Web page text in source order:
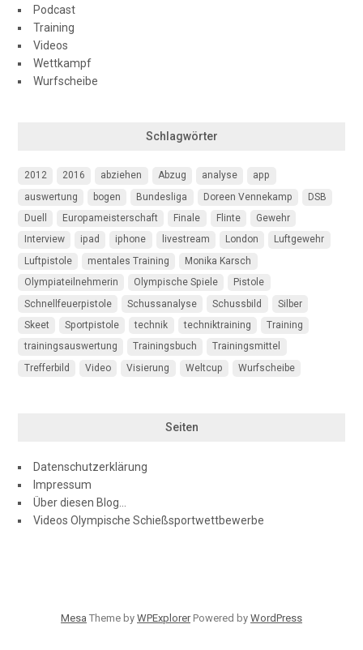
Podcast
Training
Videos
Wettkampf
Wurfscheibe
Schlagwörter
2012 2016 abziehen Abzug analyse
app
auswertung
bogen Bundesliga Doreen Vennekamp
DSB
Duell
Europameisterschaft Finale Flinte
Gewehr
Interview
ipad iphone livestream London
Luftgewehr
Luftpistole
mentales Training
Monika Karsch
Olympiateilnehmerin
Olympische Spiele
Pistole
Schnellfeuerpistole
Schussanalyse Schussbild
Silber
Skeet
Sportpistole technik techniktraining
Training
trainingsauswertung
Trainingsbuch
Trainingsmittel
Trefferbild
Video Visierung Weltcup Wurfscheibe
Seiten
Datenschutzerklärung
Impressum
Über diesen Blog…
Videos Olympische Schießsportwettbewerbe
Mesa Theme by WPExplorerPowered by WordPress